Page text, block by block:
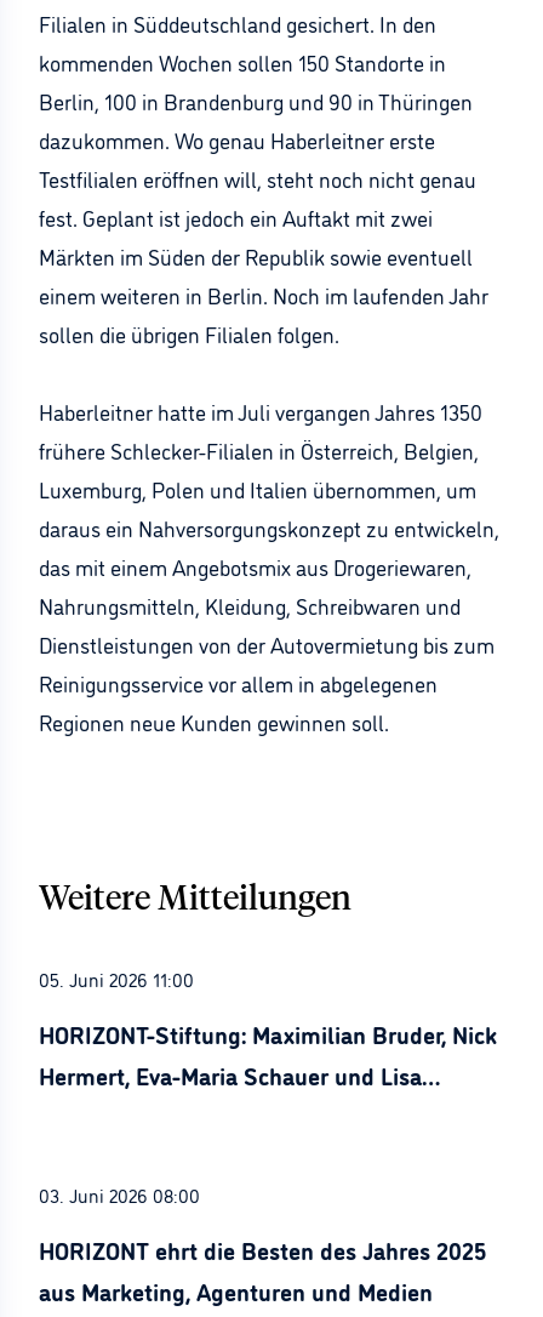
Filialen in Süddeutschland gesichert. In den
kommenden Wochen sollen 150 Standorte in
Berlin, 100 in Brandenburg und 90 in Thüringen
dazukommen. Wo genau Haberleitner erste
Testfilialen eröffnen will, steht noch nicht genau
fest. Geplant ist jedoch ein Auftakt mit zwei
Märkten im Süden der Republik sowie eventuell
einem weiteren in Berlin. Noch im laufenden Jahr
sollen die übrigen Filialen folgen.
Haberleitner hatte im Juli vergangen Jahres 1350
frühere Schlecker-Filialen in Österreich, Belgien,
Luxemburg, Polen und Italien übernommen, um
daraus ein Nahversorgungskonzept zu entwickeln,
das mit einem Angebotsmix aus Drogeriewaren,
Nahrungsmitteln, Kleidung, Schreibwaren und
Dienstleistungen von der Autovermietung bis zum
Reinigungsservice vor allem in abgelegenen
Regionen neue Kunden gewinnen soll.
Weitere Mitteilungen
05. Juni 2026 11:00
HORIZONT-Stiftung: Maximilian Bruder, Nick
Hermert, Eva-Maria Schauer und Lisa
03. Juni 2026 08:00
HORIZONT ehrt die Besten des Jahres 2025
aus Marketing, Agenturen und Medien